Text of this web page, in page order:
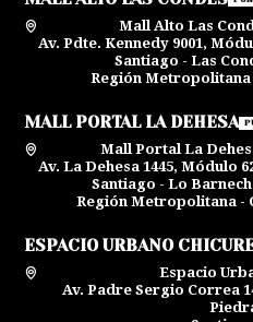
Mall Alto Las
Av. Pdte. Kennedy 9001,
Santiago - Las
Región Metropolitana
MALL PORTAL LA DEHESA
Mall Portal La
Av. La Dehesa 1445, Módulo
Santiago - Lo
Región Metropolitana -
ESPACIO URBANO
Espacio
Av. Padre Sergio Correa